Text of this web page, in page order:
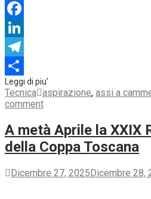
WhatsApp
Facebook
LinkedIn
Telegram
Condividi
Tecnica aspirazione, assi a
comment
A metà Aprile la XXIX
della Coppa Toscana
Dicembre 27, 2025 Dicembre 28,